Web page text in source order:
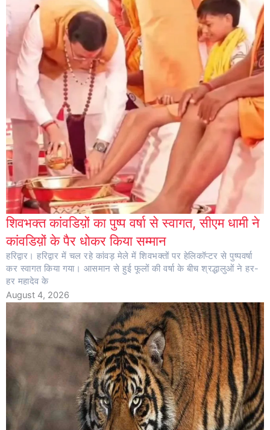
शिवभक्त कांवडिय़ों का पुष्प वर्षा से स्वागत, सीएम धामी ने
कांवडिय़ों के पैर धोकर किया सम्मान
हरिद्वार। हरिद्वार में चल रहे कांवड़ मेले में शिवभक्तों पर हेलिकॉप्टर से पुष्पवर्षा
कर स्वागत किया गया। आसमान से हुई फूलों की वर्षा के बीच श्रद्धालुओं ने हर-
हर महादेव के
August 4, 2026